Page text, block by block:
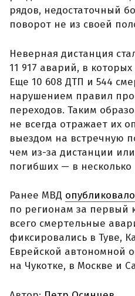
рядов, недостаточный
поворот не из своей
Неверная дистанция
11 917 аварий, в
Еще 10 608 ДТП и 544
нарушением правил
переходов. Таким
не всегда отражает их
выездом на встречную
чем из-за дистанции
погибших — в несколько
Ранее МВД опубликовало
по регионам за первый
всего смертельные
фиксировались в Туве,
Еврейской автономной
на Чукотке, в Москве и